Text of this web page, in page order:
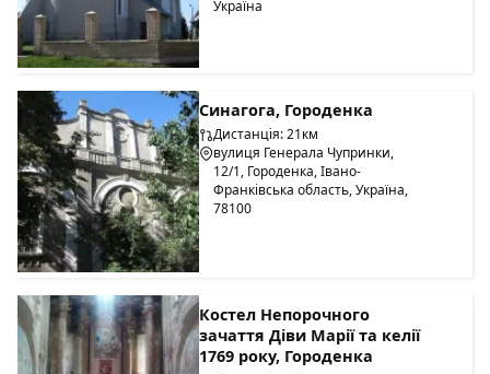
Україна
Синагога, Городенка
Дистанція: 21км
вулиця Генерала Чупринки,
12/1, Городенка, Івано-
Франківська область, Україна,
78100
Костел Непорочного
зачаття Діви Марії та келії
1769 року, Городенка